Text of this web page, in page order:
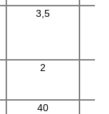
3,5
2
40